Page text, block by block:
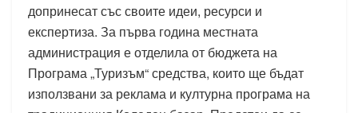
допринесат със своите идеи, ресурси и
експертиза. За първа година местната
администрация е отделила от бюджета на
Програма „Туризъм“ средства, които ще бъдат
използвани за реклама и културна програма на